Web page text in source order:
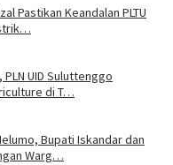
Pastikan Keandalan PLTU
UID Suluttenggo
di T…
Bupati Iskandar dan
Warg…